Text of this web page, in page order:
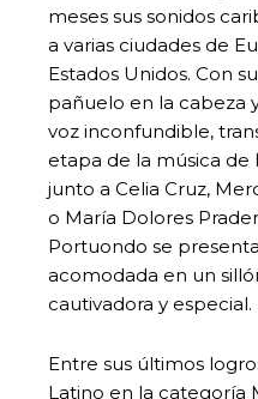
meses sus sonidos
a varias ciudades de
Estados Unidos. Con
pañuelo en la cabeza
voz inconfundible,
etapa de la música de
junto a Celia Cruz,
o María Dolores
Portuondo se
acomodada en un
cautivadora y especial.
Entre sus últimos
Latino en la categoría